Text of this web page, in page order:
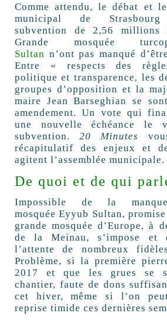
Comme attendu, le débat et
municipal de
subvention de 2,56 millions
Grande mosquée
Sultan n’ont pas manqué
Entre « respects des
politique et transparence, les
groupes d’opposition et la
maire Jean Barseghian se
amendement. Un vote qui
une nouvelle échéance le
subvention.20 Minutes
récapitulatif des enjeux et
agitent l’assemblée municipale.
De quoi et de qui
Impossible de la
mosquée Eyyub Sultan,
grande mosquée d’Europe, à
de la Meinau, s’impose et
l’attente de nombreux
Problème, si la première
2017 et que les grues se
chantier, faute de dons
cet hiver, même si l’on
reprise timide ces dernières